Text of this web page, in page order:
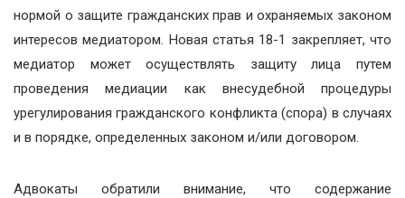
нормой о защите гражданских прав и охраняемых законом
интересов медиатором. Новая статья 18-1 закрепляет, что
медиатор может осуществлять защиту лица путем
проведения медиации как внесудебной процедуры
урегулирования гражданского конфликта (спора) в случаях
и в порядке, определенных законом и/или договором.
Адвокаты обратили внимание, что содержание